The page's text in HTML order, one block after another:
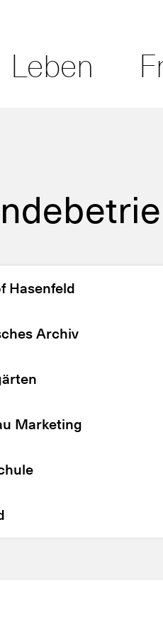
Leben
Hasenfeld
Archiv
Marketing